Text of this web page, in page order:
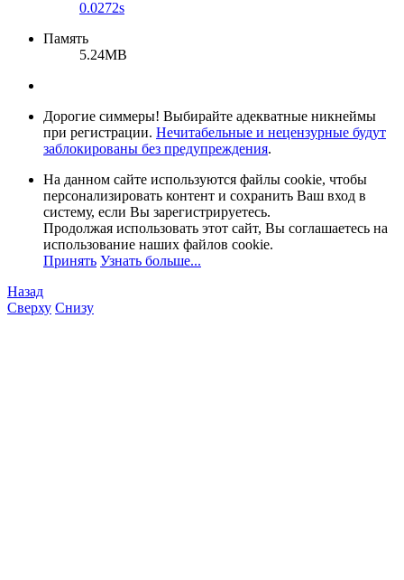
0.0272s
Память
5.24MB
Дорогие симмеры! Выбирайте адекватные никнеймы
при регистрации. Нечитабельные и нецензурные будут
заблокированы без предупреждения.
На данном сайте используются файлы cookie, чтобы
персонализировать контент и сохранить Ваш вход в
систему, если Вы зарегистрируетесь.
Продолжая использовать этот сайт, Вы соглашаетесь на
использование наших файлов cookie.
Принять Узнать больше...
Назад
Сверху Снизу